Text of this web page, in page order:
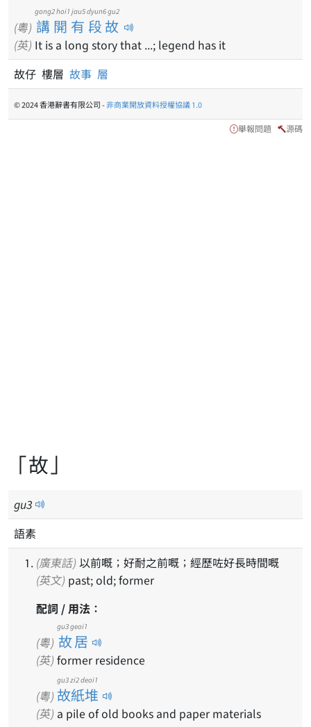
(粵) 講開有段故
gong2 hoi1 jau5 dyun6 gu2
(英) It is a long story that ...; legend has it
故仔 樓層 故事 層
© 2024 香港辭書有限公司 -非商業開放資料授權協議 1.0
舉報問題 源碼
「故」
gu3
語素
(廣東話) 以前嘅；好耐之前嘅；經歷咗好長時間嘅
(英文) past; old; former
配詞 / 用法：
(粵) 故居
gu3 geoi1
(英) former residence
(粵) 故紙堆
gu3 zi2 deoi1
(英) a pile of old books and paper materials